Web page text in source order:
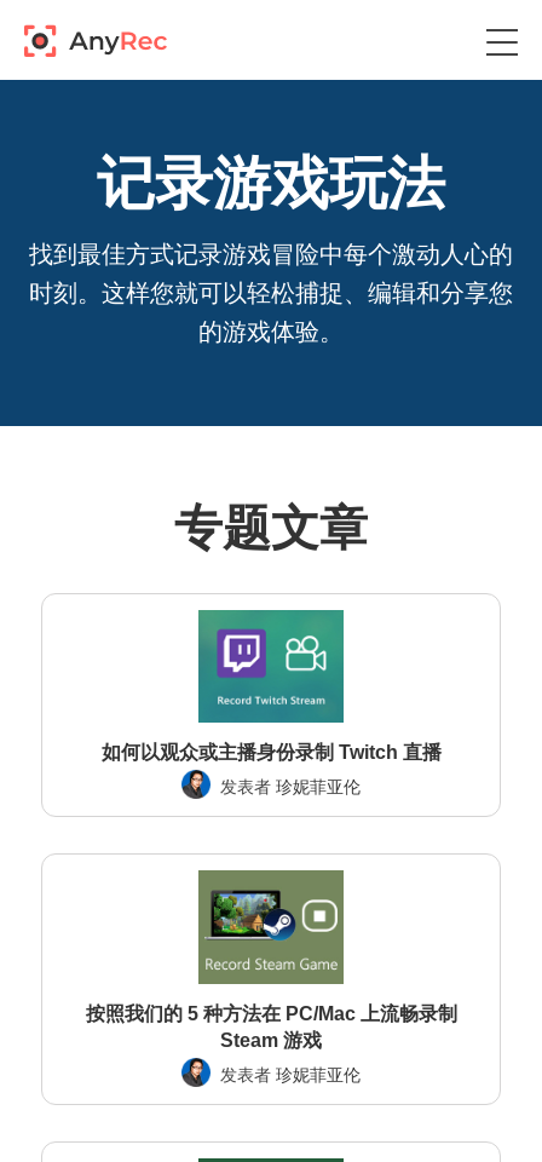
记录游戏玩法
找到最佳方式记录游戏冒险中每个激动人心的
时刻。这样您就可以轻松捕捉、编辑和分享您
的游戏体验。
专题文章
如何以观众或主播身份录制 Twitch 直播
发表者 珍妮菲亚伦
按照我们的 5 种方法在 PC/Mac 上流畅录制
Steam 游戏
发表者 珍妮菲亚伦